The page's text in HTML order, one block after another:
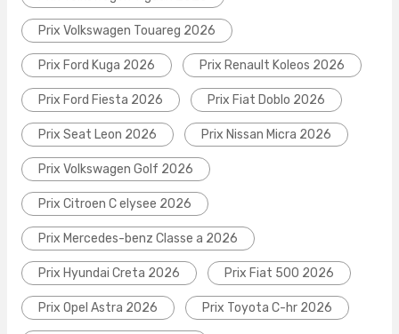
Prix Volkswagen Touareg 2026
Prix Ford Kuga 2026 Prix Renault Koleos 2026
Prix Ford Fiesta 2026 Prix Fiat Doblo 2026
Prix Seat Leon 2026 Prix Nissan Micra 2026
Prix Volkswagen Golf 2026
Prix Citroen C elysee 2026
Prix Mercedes-benz Classe a 2026
Prix Hyundai Creta 2026 Prix Fiat 500 2026
Prix Opel Astra 2026 Prix Toyota C-hr 2026